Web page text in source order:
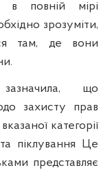
в повній мірі
зрозуміти,
там, де вони
що
захисту прав
категорії
піклування Це
представляє